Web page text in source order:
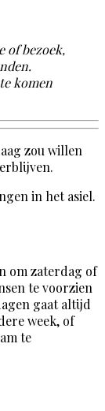
of bezoek,
komen
zou willen
in het asiel.
om zaterdag of
te voorzien
gaat altijd
week, of
te